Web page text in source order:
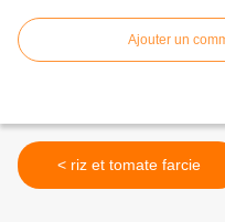
Ajouter un
< riz et tomate farcie